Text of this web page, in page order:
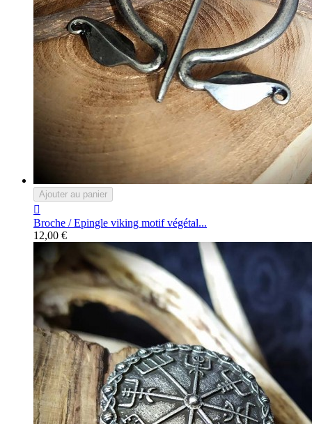
Ajouter au panier

Broche / Epingle viking motif végétal...
12,00 €